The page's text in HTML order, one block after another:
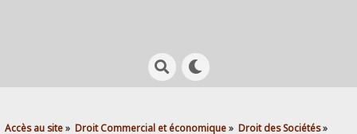
Accès au site» Droit Commercial et économique» Droit des Sociétés»